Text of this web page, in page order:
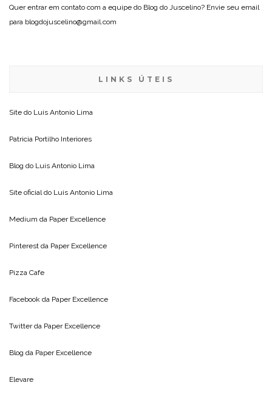
Quer entrar em contato com a equipe do Blog do Juscelino? Envie seu email
para blogdojuscelino@gmail.com
LINKS ÚTEIS
Site do Luis Antonio Lima
Patricia Portilho Interiores
Blog do Luis Antonio Lima
Site oficial do Luis Antonio Lima
Medium da Paper Excellence
Pinterest da Paper Excellence
Pizza Cafe
Facebook da Paper Excellence
Twitter da Paper Excellence
Blog da Paper Excellence
Elevare